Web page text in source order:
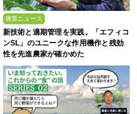
農業ニュース
新技術と適期管理を実践。「エフィコ
ンSL」のユニークな作用機作と残効
性を先進農家が確かめた